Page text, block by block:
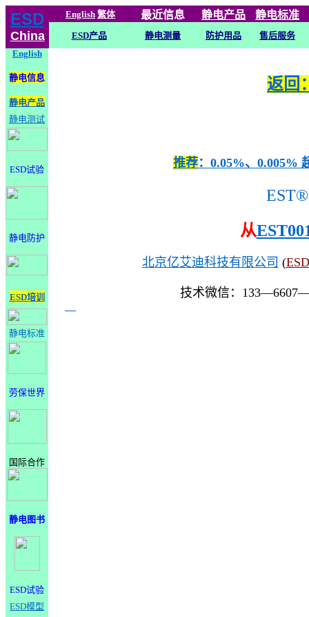
ESD
China
English 繁体 最近信息 静电产品 静电标准
ESD产品 静电测量 防护用品
售后服务
English
静电信息
静电产品
静电测试
ESD试验
静电防护
ESD培训
静电标准
劳保世界
国际合作
静电图书
ESD试验
ESD模型
返回
推荐：0.05%、0.005%
EST®
从
北京亿艾迪科技有限公司 (
技术微信：